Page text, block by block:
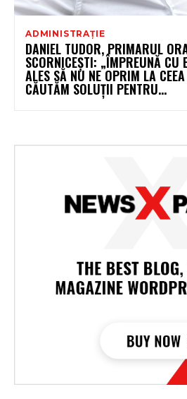
ADMINISTRAȚIE
DANIEL TUDOR, PRIMARUL
SCORNICEȘTI: „ÎMPREUNĂ CU
ALES SĂ NU NE OPRIM LA
CĂUTĂM SOLUȚII PENTRU...